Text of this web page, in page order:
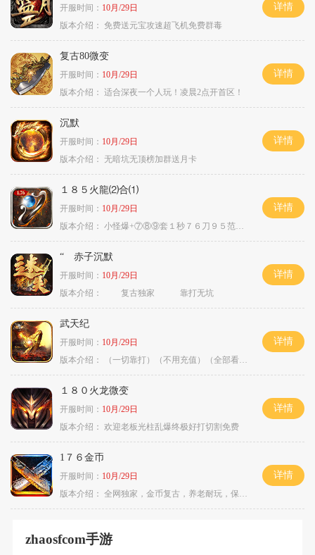
开服时间： 10月/29日
版本介绍：
免费送元宝攻速超飞机免费群毒
详情
复古80微变
开服时间： 10月/29日
版本介绍： 适合深夜一个人玩！凌晨2点开首区！
详情
沉默
开服时间： 10月/29日
版本介绍： 无暗坑无顶榜加群送月卡
详情
１８５火龍⑵合⑴
开服时间： 10月/29日
版本介绍： 小怪爆+⑦⑧⑨套１秒７６刀９５范围捡
详情
“ 赤子沉默
开服时间： 10月/29日
版本介绍：
复古独家 靠打无坑
详情
武天纪
开服时间： 10月/29日
版本介绍：
（一切靠打）（不用充值）（全部看脸）
详情
１８０火龙微变
开服时间： 10月/29日
版本介绍： 欢迎老板光柱乱爆终极好打切割免费
详情
1７６金币
开服时间： 10月/29日
版本介绍： 全网独家，金币复古，养老耐玩，保底回収
详情
zhaosfcom手游